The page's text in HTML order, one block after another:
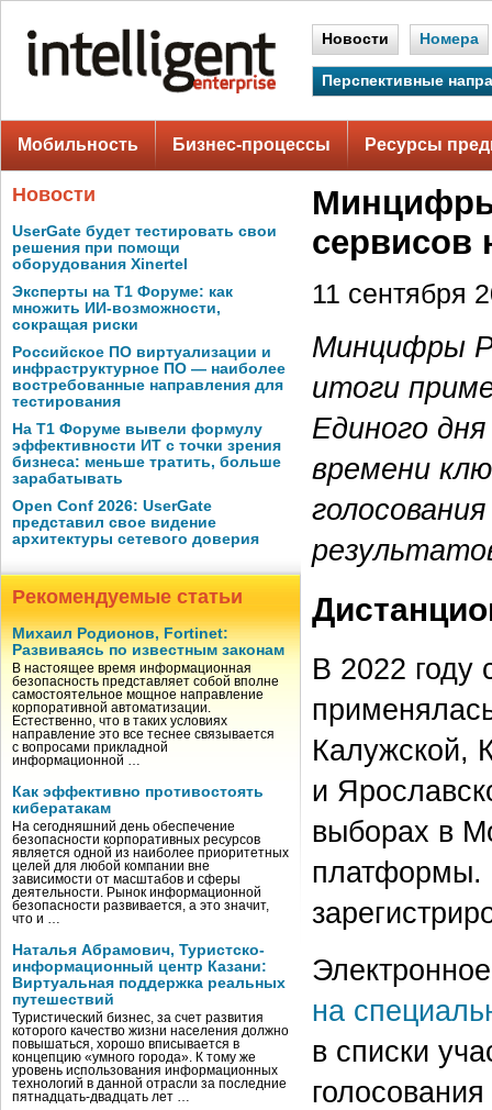
Новости Номера
Перспективные
Мобильность Бизнес-процессы Ресурсы
Новости
UserGate будет тестировать свои
решения при помощи
оборудования Xinertel
Эксперты на Т1 Форуме: как
множить ИИ-возможности,
сокращая риски
Российское ПО виртуализации и
инфраструктурное ПО — наиболее
востребованные направления для
тестирования
На Т1 Форуме вывели формулу
эффективности ИТ с точки зрения
бизнеса: меньше тратить, больше
зарабатывать
Open Conf 2026: UserGate
представил свое видение
архитектуры сетевого доверия
Рекомендуемые статьи
Михаил Родионов, Fortinet:
Развиваясь по известным законам
В настоящее время информационная
безопасность представляет собой вполне
самостоятельное мощное направление
корпоративной автоматизации.
Естественно, что в таких условиях
направление это все теснее связывается
с вопросами прикладной
информационной …
Как эффективно противостоять
кибератакам
На сегодняшний день обеспечение
безопасности корпоративных ресурсов
является одной из наиболее приоритетных
целей для любой компании вне
зависимости от масштабов и сферы
деятельности. Рынок информационной
безопасности развивается, а это значит,
что и …
Наталья Абрамович, Туристско-
информационный центр Казани:
Виртуальная поддержка реальных
путешествий
Туристический бизнес, за счет развития
которого качество жизни населения должно
повышаться, хорошо вписывается в
концепцию «умного города». К тому же
уровень использования информационных
технологий в данной отрасли за последние
пятнадцать-двадцать лет …
сервисов
11 сентября
Минцифры
итоги
Единого
времени
В 2022 году
Калужской,
и
выборах в
платформы.
на
в списки